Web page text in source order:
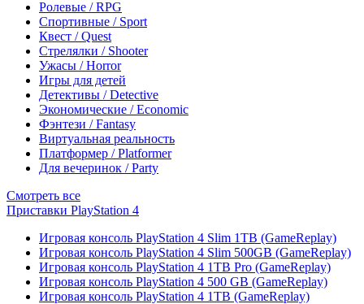
Ролевые / RPG
Спортивные / Sport
Квест / Quest
Стрелялки / Shooter
Ужасы / Horror
Игры для детей
Детективы / Detective
Экономические / Economic
Фэнтези / Fantasy
Виртуальная реальность
Платформер / Platformer
Для вечеринок / Party
Смотреть все
Приставки PlayStation 4
Игровая консоль PlayStation 4 Slim 1TB (GameReplay)
Игровая консоль PlayStation 4 Slim 500GB (GameReplay)
Игровая консоль PlayStation 4 1TB Pro (GameReplay)
Игровая консоль PlayStation 4 500 GB (GameReplay)
Игровая консоль PlayStation 4 1TB (GameReplay)